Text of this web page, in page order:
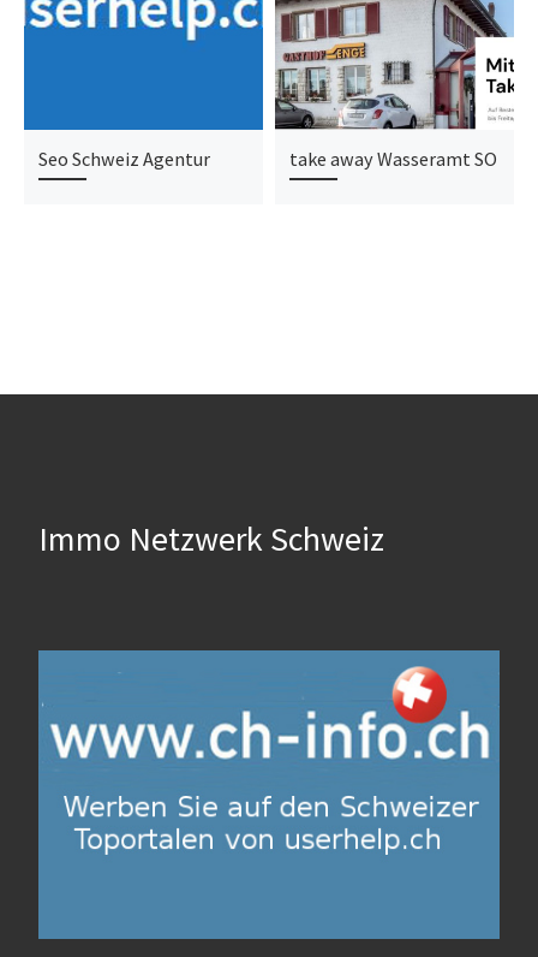
Seo Schweiz Agentur take away Wasseramt SO
Immo Netzwerk Schweiz